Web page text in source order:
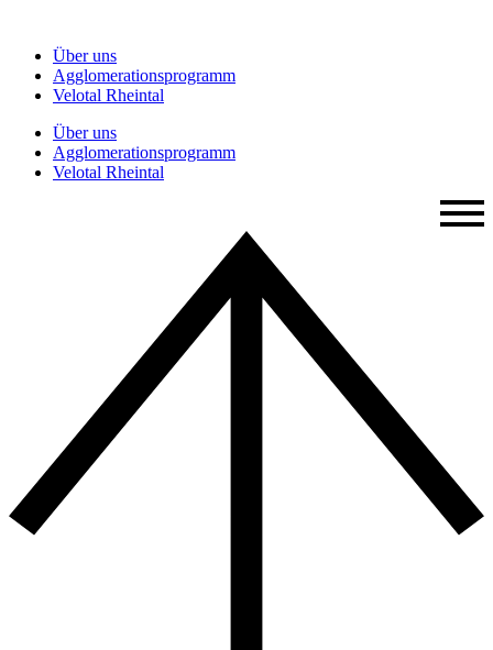
springenÜber uns
Agglomerationsprogramm
Velotal Rheintal
Über uns
Agglomerationsprogramm
Velotal Rheintal